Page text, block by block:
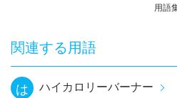
用語
関連する用語
は ハイカロリーバーナー